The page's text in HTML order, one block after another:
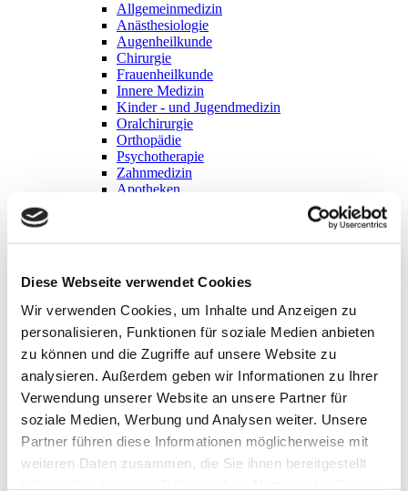
Diese Webseite verwendet Cookies
Wir verwenden Cookies, um Inhalte und Anzeigen zu
personalisieren, Funktionen für soziale Medien anbieten
zu können und die Zugriffe auf unsere Website zu
analysieren. Außerdem geben wir Informationen zu Ihrer
Verwendung unserer Website an unsere Partner für
soziale Medien, Werbung und Analysen weiter. Unsere
Partner führen diese Informationen möglicherweise mit
weiteren Daten zusammen, die Sie ihnen bereitgestellt
Allgemeinmedizin
Anästhesiologie
Augenheilkunde
Chirurgie
Frauenheilkunde
Innere Medizin
Kinder - und Jugendmedizin
Oralchirurgie
Orthopädie
Psychotherapie
Zahnmedizin
Apotheken
Beratungsstelle für Schwangerschaftsfragen
Vereine & Verbände
Biodiversität
Neunburger Zehner
Hier finden Sie:
Schwangerschaftsberatung - Staatl. Beratungsstelle
Jugendtreff Neunburg
Jugendtreff Fuhrn
Familientisch
ARGE Jugend
Kinderferienprogramm